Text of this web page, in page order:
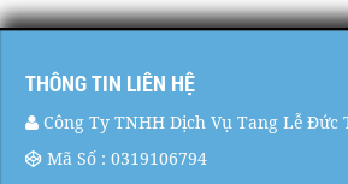
THÔNG TIN LIÊN HỆ
Công Ty TNHH Dịch Vụ Tang Lễ Đức
Mã Số : 0319106794